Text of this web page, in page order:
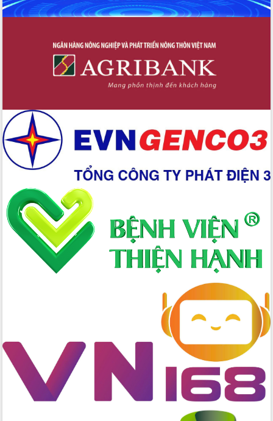
trong phòng chống tảo hôn và hôn
nghiệp nước ngoài
Đắk Lắk định vị thương hiệu du lịch
“Biển – Rừng – Cà phê” trong không
giao kỹ thuật y tế, định hướng phát
triển chuyên sâu đến 2030
Chuyển đổi số mở ra không gian phát
triển trong lĩnh vực văn hóa, du lịch
Công bố quyết định của Ban Thường
vụ Tỉnh ủy về công tác cán bộ.
Thủ tướng Phạm Minh Chính: Khẩn
trương tái thiết cuộc sống người dân
sau thiên tai
Tập trung nâng cao chất lượng, tổ
chức sản xuất sầu riêng theo hướng
Đẩy nhanh công tác khắc phục, ổn
Khởi công xây dựng Trường Phổ thông
nội trú liên cấp tiểu học và THCS xã Ia
Rvê
Phó Thủ tướng Chính phủ Mai Văn
Chính chia sẻ, động viên người dân